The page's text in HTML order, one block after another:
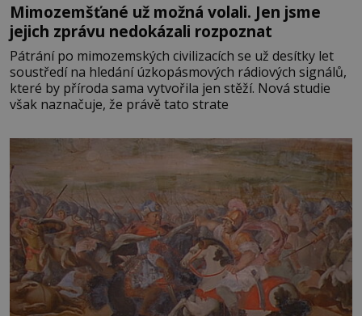
Mimozemšťané už možná volali. Jen jsme
jejich zprávu nedokázali rozpoznat
Pátrání po mimozemských civilizacích se už desítky let
soustředí na hledání úzkopásmových rádiových signálů,
které by příroda sama vytvořila jen stěží. Nová studie
však naznačuje, že právě tato strate